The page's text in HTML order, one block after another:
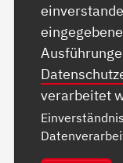
verarbeitet